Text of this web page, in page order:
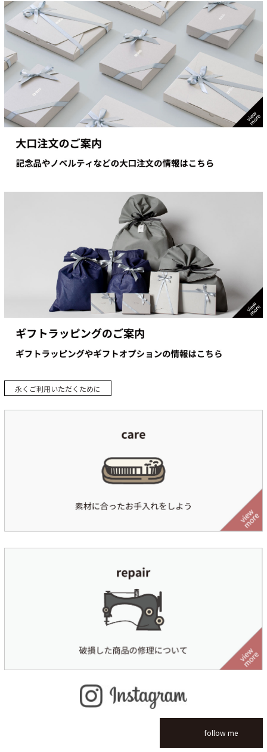
永くご利用いただくために
follow me